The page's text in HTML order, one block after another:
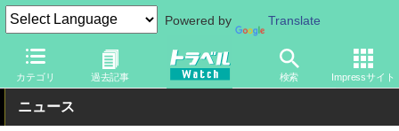
Powered by Translate
カテゴリ 過去記事 検索 Impressサイト
トラベル Watch 旅の情報 書籍・Web Webサイト
ニュース